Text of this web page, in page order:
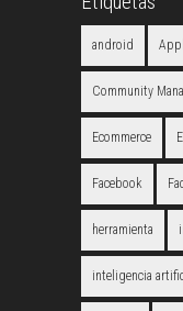
android
Community
Ecommerce
Facebook
herramienta
inteligencia